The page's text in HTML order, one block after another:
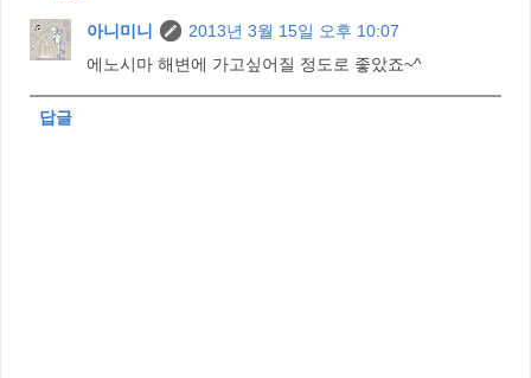
아니미니
2013년 3월 15일 오후 10:07
에노시마 해변에 가고싶어질 정도로 좋았죠~^
답글